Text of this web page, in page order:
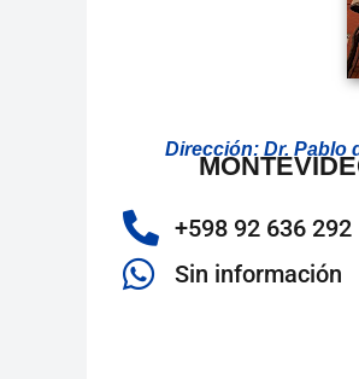
Dirección: Dr. Pablo
+598 92 636 292
Sin información